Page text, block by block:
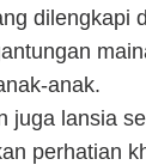
dilengkapi
anak.
juga lansia
perhatian